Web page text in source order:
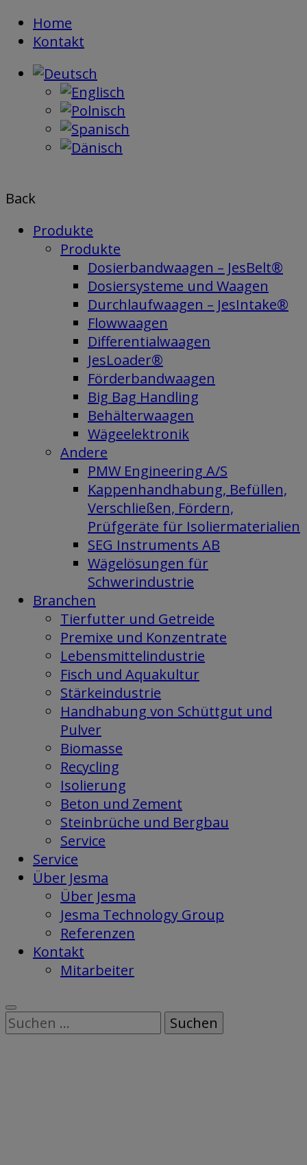
Skip Home
Kontakt
Back
Produkte
Produkte
Dosierbandwaagen – JesBelt®
Dosiersysteme und Waagen
Durchlaufwaagen – JesIntake®
Flowwaagen
Differentialwaagen
JesLoader®
Förderbandwaagen
Big Bag Handling
Behälterwaagen
Wägeelektronik
Andere
PMW Engineering A/S
Kappenhandhabung, Befüllen,
Verschließen, Fördern,
Prüfgeräte für Isoliermaterialien
SEG Instruments AB
Wägelösungen für
Schwerindustrie
Branchen
Tierfutter und Getreide
Premixe und Konzentrate
Lebensmittelindustrie
Fisch und Aquakultur
Stärkeindustrie
Handhabung von Schüttgut und
Pulver
Biomasse
Recycling
Isolierung
Beton und Zement
Steinbrüche und Bergbau
Service
Service
Über Jesma
Über Jesma
Jesma Technology Group
Referenzen
Kontakt
Mitarbeiter
Suchen
nach: